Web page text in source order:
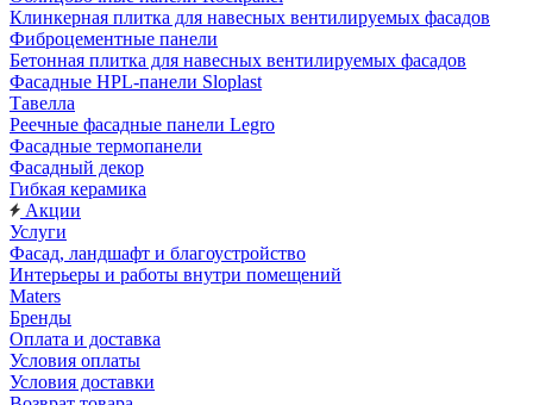
Клинкерная плитка для навесных вентилируемых фасадов
Фиброцементные панели
Бетонная плитка для навесных вентилируемых фасадов
Фасадные HPL-панели Sloplast
Тавелла
Реечные фасадные панели Legro
Фасадные термопанели
Фасадный декор
Гибкая керамика
Акции
Услуги
Фасад, ландшафт и благоустройство
Интерьеры и работы внутри помещений
Maters
Бренды
Оплата и доставка
Условия оплаты
Условия доставки